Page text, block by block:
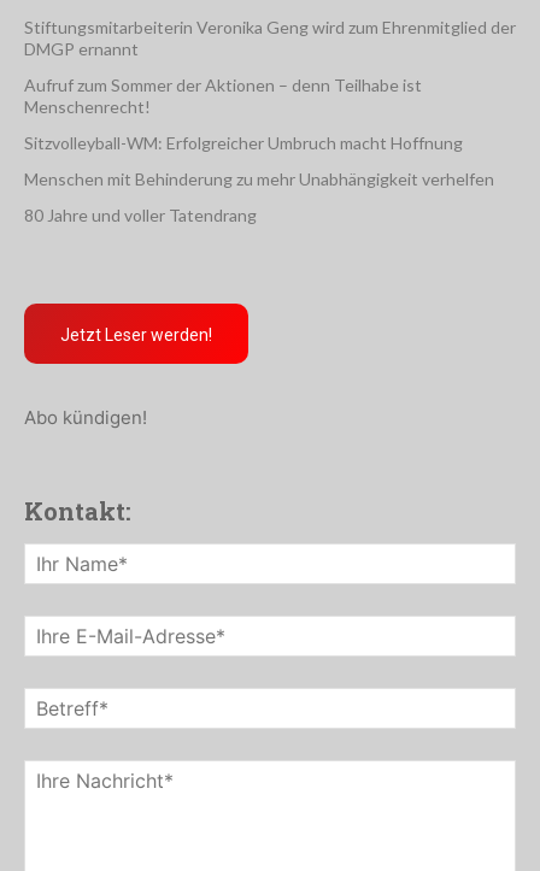
Stiftungsmitarbeiterin Veronika Geng wird zum Ehrenmitglied der
DMGP ernannt
Aufruf zum Sommer der Aktionen – denn Teilhabe ist
Menschenrecht!
Sitzvolleyball-WM: Erfolgreicher Umbruch macht Hoffnung
Menschen mit Behinderung zu mehr Unabhängigkeit verhelfen
80 Jahre und voller Tatendrang
Jetzt Leser werden!
Abo kündigen!
Kontakt: